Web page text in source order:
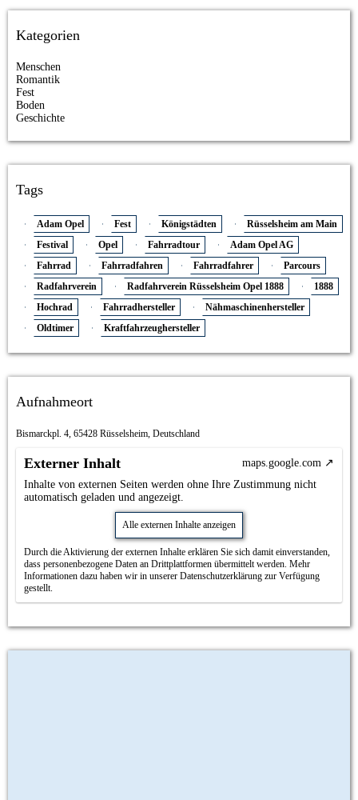
Kategorien
Menschen
Romantik
Fest
Boden
Geschichte
Tags
Adam Opel Fest Königstädten
Rüsselsheim am Main
Festival
Opel Fahrradtour
Adam Opel AG
Fahrrad
Fahrradfahren Fahrradfahrer
Parcours
Radfahrverein
Radfahrverein Rüsselsheim Opel 1888
1888
Hochrad
Fahrradhersteller
Nähmaschinenhersteller
Oldtimer
Kraftfahrzeughersteller
Aufnahmeort
Bismarckpl. 4, 65428 Rüsselsheim, Deutschland
Externer Inhalt
maps.google.com
Inhalte von externen Seiten werden ohne Ihre Zustimmung nicht
automatisch geladen und angezeigt.
Alle externen Inhalte anzeigen
Durch die Aktivierung der externen Inhalte erklären Sie sich damit einverstanden,
dass personenbezogene Daten an Drittplattformen übermittelt werden. Mehr
Informationen dazu haben wir in unserer Datenschutzerklärung zur Verfügung
gestellt.